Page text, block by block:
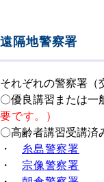
遠隔地警察署
それぞれの警察署（
〇優良講習または一
要です。）
〇高齢者講習受講済
・
糸島警察署
・ 宗像警察署